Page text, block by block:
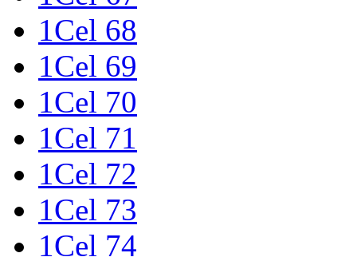
1Cel 68
1Cel 69
1Cel 70
1Cel 71
1Cel 72
1Cel 73
1Cel 74